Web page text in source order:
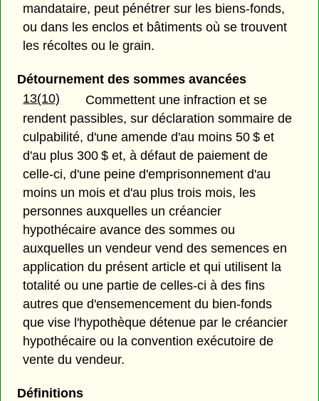
mandataire, peut pénétrer sur les biens-fonds,
ou dans les enclos et bâtiments où se trouvent
les récoltes ou le grain.
Détournement des sommes avancées
13(10)
Commettent une infraction et se
rendent passibles, sur déclaration sommaire de
culpabilité, d'une amende d'au moins 50 $ et
d'au plus 300 $ et, à défaut de paiement de
celle-ci, d'une peine d'emprisonnement d'au
moins un mois et d'au plus trois mois, les
personnes auxquelles un créancier
hypothécaire avance des sommes ou
auxquelles un vendeur vend des semences en
application du présent article et qui utilisent la
totalité ou une partie de celles-ci à des fins
autres que d'ensemencement du bien-fonds
que vise l'hypothèque détenue par le créancier
hypothécaire ou la convention exécutoire de
vente du vendeur.
Définitions